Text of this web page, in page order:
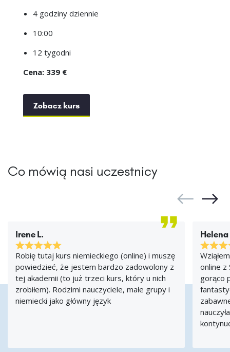
4 godziny dziennie
10:00
12 tygodni
Cena: 339 €
Zobacz kurs
Co mówią nasi uczestnicy
Irene L.
Robię tutaj kurs niemieckiego (online) i muszę
powiedzieć, że jestem bardzo zadowolony z
tej akademii (to już trzeci kurs, który u nich
zrobiłem). Rodzimi nauczyciele, małe grupy i
niemiecki jako główny język
Helena
online z
gorąco